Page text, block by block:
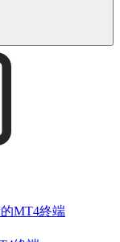
MT4終端